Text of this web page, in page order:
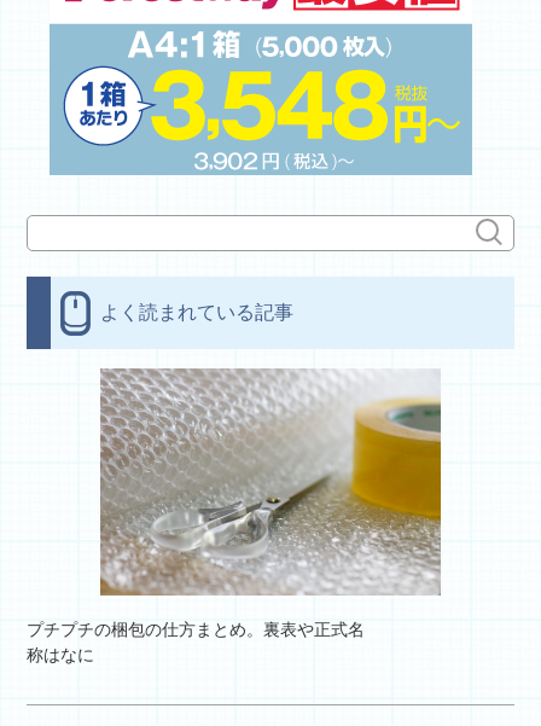
よく読まれている記事
プチプチの梱包の仕方まとめ。裏表や正式名
称はなに